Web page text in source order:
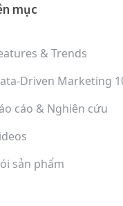
mục
& Trends
Driven Marketing
cáo & Nghiên cứu
sản phẩm